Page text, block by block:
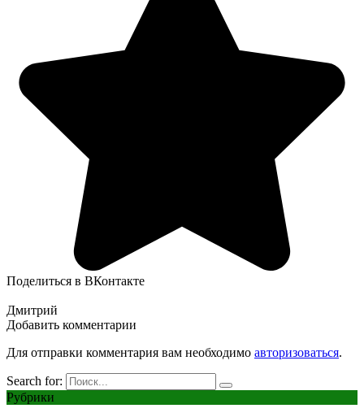
Поделиться в ВКонтакте
Дмитрий
Добавить комментарии
Для отправки комментария вам необходимо авторизоваться.
Search for:
Рубрики